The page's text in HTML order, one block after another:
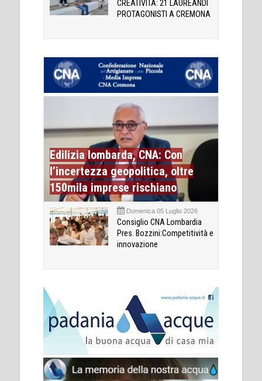
CREATIVITÀ: 21 LAUREANDI
PROTAGONISTI A CREMONA
Edilizia lombarda, CNA: Con
l’incertezza geopolitica, oltre
150mila imprese rischiano
Domenica 05 Luglio 2026
Consiglio CNA Lombardia
Pres. Bozzini:Competitività e
innovazione